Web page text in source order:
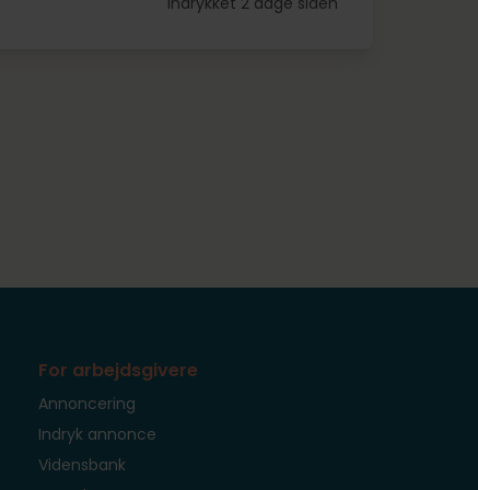
For arbejdsgivere
Annoncering
Indryk annonce
Vidensbank